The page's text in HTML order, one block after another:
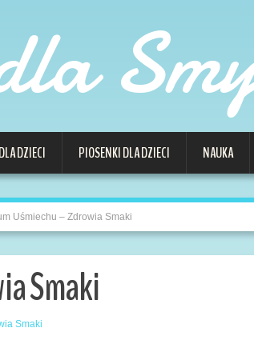
DZIECI PIOSENKI DLA DZIECI NAUKA
Uśmiechu – Zdrowia Smaki
Smaki
Smaki